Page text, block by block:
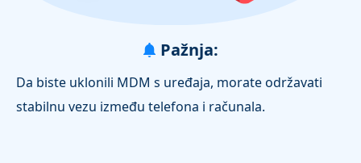
Pažnja:
Da biste uklonili MDM s uređaja, morate održavati
stabilnu vezu između telefona i računala.